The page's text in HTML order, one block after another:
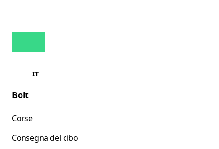
IT
Bolt
Corse
Consegna del cibo